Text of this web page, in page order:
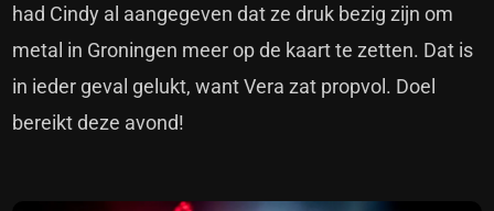
had Cindy al aangegeven dat ze druk bezig zijn om
metal in Groningen meer op de kaart te zetten. Dat is
in ieder geval gelukt, want Vera zat propvol. Doel
bereikt deze avond!